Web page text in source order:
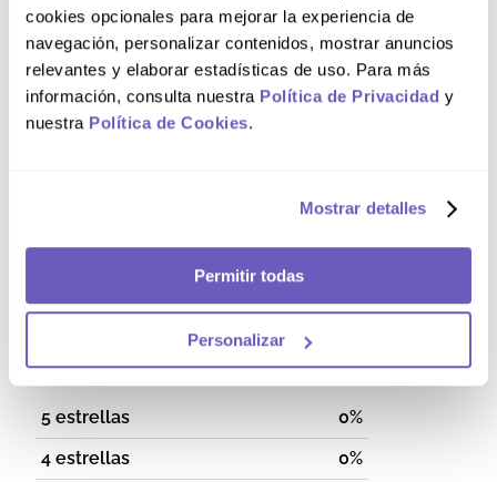
cookies opcionales para mejorar la experiencia de
navegación, personalizar contenidos, mostrar anuncios
relevantes y elaborar estadísticas de uso. Para más
información, consulta nuestra Política de Privacidad y
nuestra Política de Cookies.
Mostrar detalles
Permitir todas
Personalizar
Composición
Nutrientes por 1 cápsula (toma diaria): Vitamina E (α-
TE) 25 mg (208% VRN), Vitamina C 100 mg (125%
contiene ácidos grasos omega-3 500 mg, de los
cuales DHA* 250 mg y EPA* 30 mg (*como
Comentarios
Cargando el resumen…
5 estrellas
0%
4 estrellas
0%